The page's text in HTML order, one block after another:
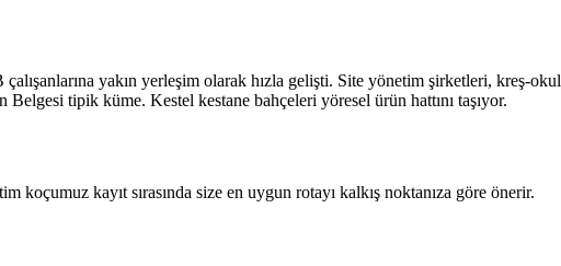
yakın yerleşim olarak hızla gelişti. Site yönetim şirketleri, kreş-
tipik küme. Kestel kestane bahçeleri yöresel ürün hattını taşıyor.
kayıt sırasında size en uygun rotayı kalkış noktanıza göre önerir.